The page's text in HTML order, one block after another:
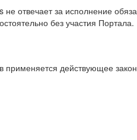
отвечает за исполнение
без участия Портала.
действующее